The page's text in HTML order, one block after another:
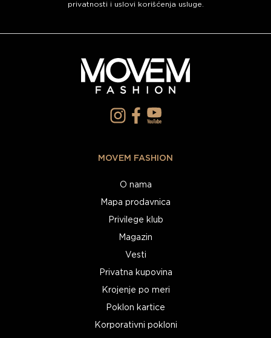
privatnosti i uslovi korišćenja usluge
MOVEM FASHION
O nama
Mapa prodavnica
Privilege klub
Magazin
Vesti
Privatna kupovina
Krojenje po meri
Poklon kartice
Korporativni pokloni